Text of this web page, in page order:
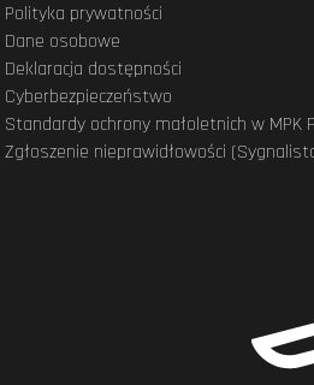
Polityka prywatności
Dane osobowe
Deklaracja dostępności
Cyberbezpieczeństwo
Standardy ochrony małoletnich w MPK
Zgłoszenie nieprawidłowości